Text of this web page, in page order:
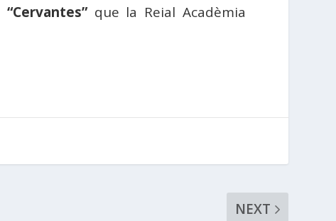
“Cervantes”que la Reial Acadèmia
NEXT